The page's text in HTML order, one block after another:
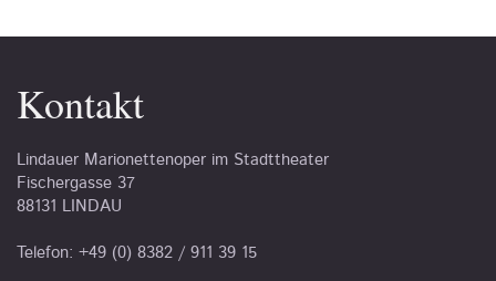
Kontakt
Lindauer Marionettenoper im Stadttheater
Fischergasse 37
88131 LINDAU
Telefon: +49 (0) 8382 / 911 39 15